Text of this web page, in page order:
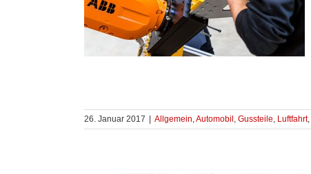
26. Januar 2017 Allgemein,Automobil , Gussteile, Luftfahrt,